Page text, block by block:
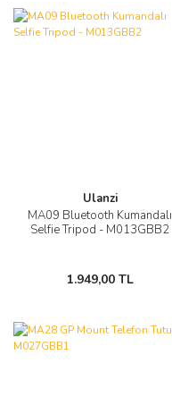
Ulanzi
MA09 Bluetooth Kumandalı
Selfie Tripod - M013GBB2
1.949,00 TL